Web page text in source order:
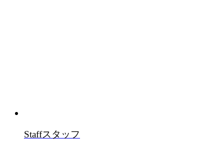
Staffスタッフ